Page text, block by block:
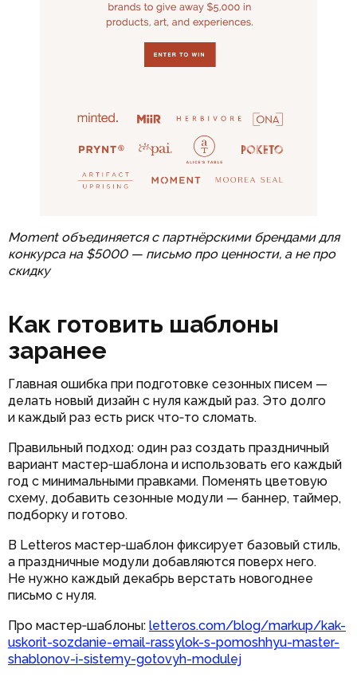
Moment объединяется с партнёрскими брендами для
конкурса на $5000 — письмо про ценности, а не про
скидку
Как готовить шаблоны
заранее
Главная ошибка при подготовке сезонных писем —
делать новый дизайн с нуля каждый раз. Это долго
и каждый раз есть риск что‑то сломать.
Правильный подход: один раз создать праздничный
вариант мастер‑шаблона и использовать его каждый
год с минимальными правками. Поменять цветовую
схему, добавить сезонные модули — баннер, таймер,
подборку и готово.
В Letteros мастер‑шаблон фиксирует базовый стиль,
а праздничные модули добавляются поверх него.
Не нужно каждый декабрь верстать новогоднее
письмо с нуля.
Про мастер‑шаблоны: letteros.com/blog/markup/kak-
uskorit-sozdanie-email-rassylok-s-pomoshhyu-master-
shablonov-i-sistemy-gotovyh-modulej